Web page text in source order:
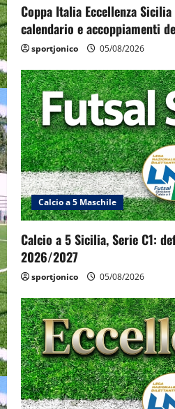
Coppa Italia Eccellenza
calendario e accoppiamenti
sportjonico 05/08/2026
Calcio a 5 Maschile
Calcio a 5 Sicilia, Serie C1:
2026/2027
sportjonico 05/08/2026